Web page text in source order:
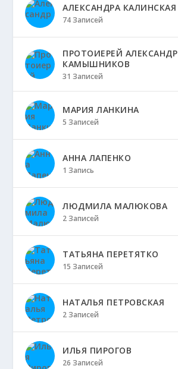
АЛЕКСАНДРА КАЛИНСКАЯ
74 Записей
ПРОТОИЕРЕЙ АЛЕКСАНДР
КАМЫШНИКОВ
31 Записей
МАРИЯ ЛАНКИНА
5 Записей
АННА ЛАПЕНКО
1 Запись
ЛЮДМИЛА МАЛЮКОВА
2 Записей
ТАТЬЯНА ПЕРЕТЯТКО
15 Записей
НАТАЛЬЯ ПЕТРОВСКАЯ
2 Записей
ИЛЬЯ ПИРОГОВ
26 Записей